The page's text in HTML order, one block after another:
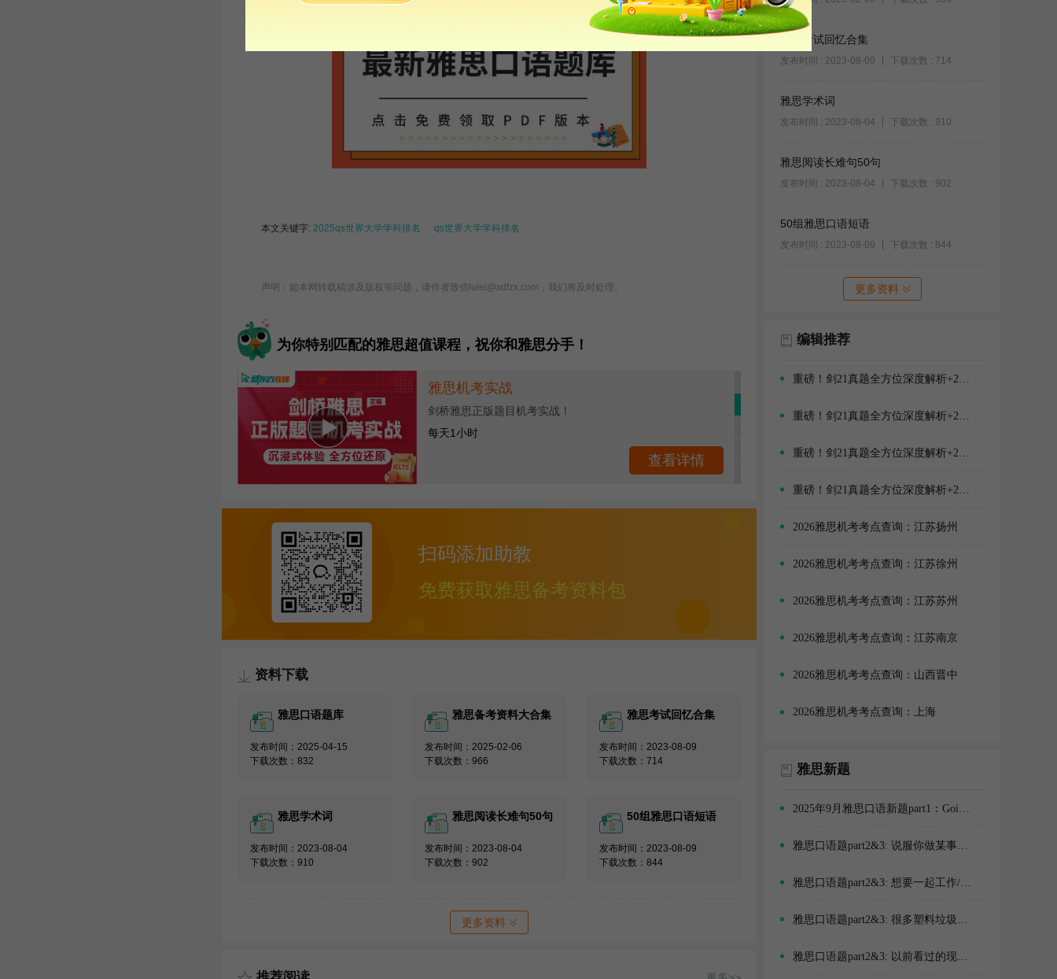
本文关键字: 2025qs世界大学学科排名 qs世界大学学科排名
声明：如本网转载稿涉及版权等问题，请作者致信lulei@xdfzx.com，我们将及时处理。
为你特别匹配的雅思超值课程，祝你和雅思分手！
雅思水平测试
全方位评估雅思水平
诊断约需30分钟
查看详情
扫码添加助教
免费获取雅思备考资料包
资料下载
雅思口语题库
发布时间：2025-04-15
下载次数：832
雅思备考资料大合集
发布时间：2025-02-06
下载次数：966
雅思考试回忆合集
发布时间：2023-08-09
下载次数：714
雅思学术词
发布时间：2023-08-04
下载次数：910
雅思阅读长难句50句
发布时间：2023-08-04
下载次数：902
50组雅思口语短语
发布时间：2023-08-09
下载次数：844
更多资料
雅思考试回忆合集
发布时间 : 2023-08-09 下载次数 : 714
雅思学术词
发布时间 : 2023-08-04 下载次数 : 910
雅思阅读长难句50句
发布时间 : 2023-08-04 下载次数 : 902
50组雅思口语短语
发布时间 : 2023-08-09 下载次数 : 844
更多资料
编辑推荐
重磅！剑21真题全方位深度解析+2026年雅思阅读备考方向！
重磅！剑21真题全方位深度解析+2026年雅思口语备考方向！
重磅！剑21真题全方位深度解析+2026年雅思写作备考方向！
重磅！剑21真题全方位深度解析+2026年雅思听力备考方向！
2026雅思机考考点查询：江苏扬州
2026雅思机考考点查询：江苏徐州
2026雅思机考考点查询：江苏苏州
2026雅思机考考点查询：江苏南京
2026雅思机考考点查询：山西晋中
2026雅思机考考点查询：上海
雅思新题
2025年9月雅思口语新题part1：Going out
雅思口语题part2&3: 说服你做某事的人
雅思口语题part2&3: 想要一起工作/学习的人
雅思口语题part2&3: 很多塑料垃圾的情景(例如在公园、海滩)
雅思口语题part2&3: 以前看过的现场体育赛事